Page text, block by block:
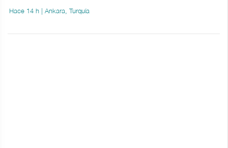
Hace 14 h | Ankara, Turquía